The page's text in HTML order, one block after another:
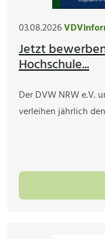
03.08.2026
Jetzt
Hochschule...
Der DVW NRW e.V.
verleihen jährlich